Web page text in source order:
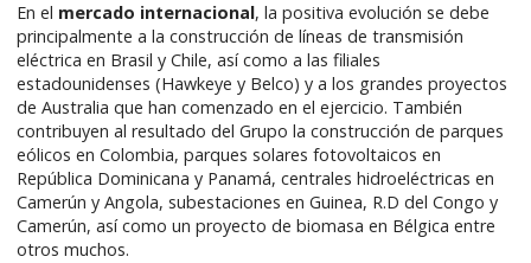
En el mercado internacional, la positiva evolución se debe
principalmente a la construcción de líneas de transmisión
eléctrica en Brasil y Chile, así como a las filiales
estadounidenses (Hawkeye y Belco) y a los grandes proyectos
de Australia que han comenzado en el ejercicio. También
contribuyen al resultado del Grupo la construcción de parques
eólicos en Colombia, parques solares fotovoltaicos en
República Dominicana y Panamá, centrales hidroeléctricas en
Camerún y Angola, subestaciones en Guinea, R.D del Congo y
Camerún, así como un proyecto de biomasa en Bélgica entre
otros muchos.